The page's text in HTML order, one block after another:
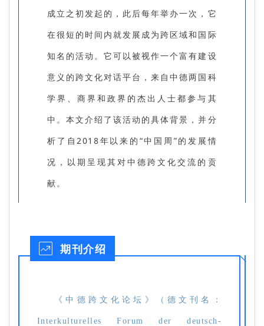
成立之初发起的，此后每年举办一次，它
在很短的时间内就发展成为跨区域和国际
知名的活动。它可以被视作一个富有建设
意义的跨文化对话平台，来自中德两国科
学界、商界和政界的杰出人士都参与其
中。本文介绍了该活动的具体背景，并分
析了自2018年以来的“中国周”的发展情
况，以期呈现其对中德跨文化交流的贡
献。
期刊介绍
《中德跨文化论坛》（德文刊名：
Interkulturelles Forum der deutsch-